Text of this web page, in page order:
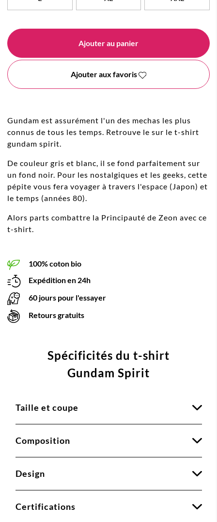
Ajouter au panier
Ajouter aux favoris
Gundam est assurément l'un des mechas les plus
connus de tous les temps. Retrouve le sur le t-shirt
gundam spirit.
De couleur gris et blanc, il se fond parfaitement sur
un fond noir. Pour les nostalgiques et les geeks, cette
pépite vous fera voyager à travers l'espace (Japon) et
le temps (années 80).
Alors parts combattre la Principauté de Zeon avec ce
t-shirt.
100% coton bio
Expédition en 24h
60 jours pour l'essayer
Retours gratuits
Spécificités du t-shirt
Gundam Spirit
Taille et coupe
Composition
Design
Certifications